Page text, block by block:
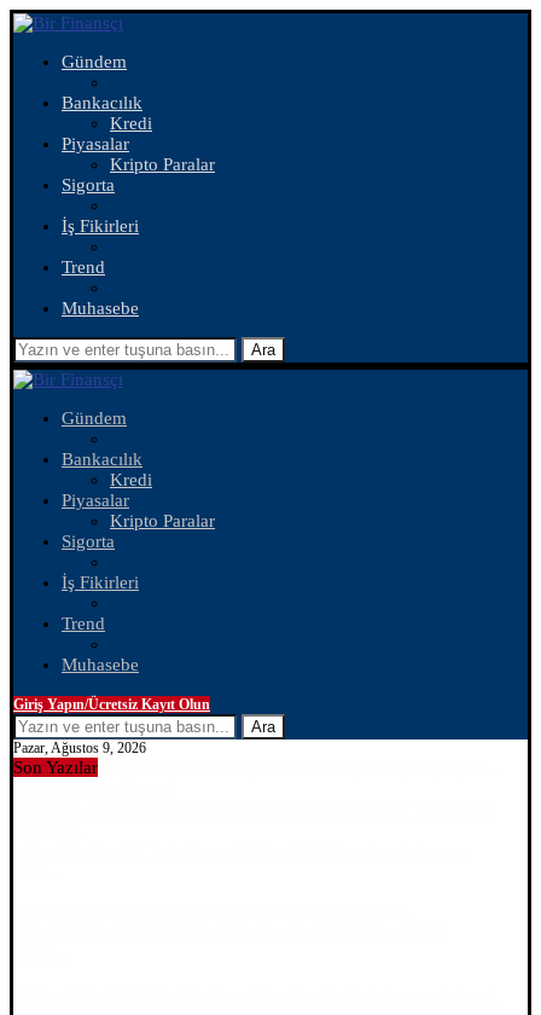
Gündem
Bankacılık
Kredi
Piyasalar
Kripto Paralar
Sigorta
İş Fikirleri
Trend
Muhasebe
Ara
Gündem
Bankacılık
Kredi
Piyasalar
Kripto Paralar
Sigorta
İş Fikirleri
Trend
Muhasebe
Giriş Yapın/Ücretsiz Kayıt Olun
Ara
Pazar, Ağustos 9, 2026
Son Yazılar